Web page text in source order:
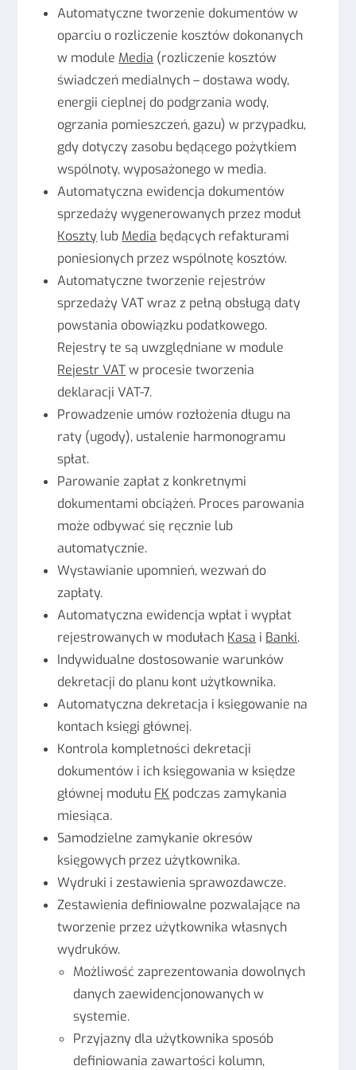
Automatyczne tworzenie dokumentów w
oparciu o rozliczenie kosztów dokonanych
w module Media (rozliczenie kosztów
świadczeń medialnych – dostawa wody,
energii cieplnej do podgrzania wody,
ogrzania pomieszczeń, gazu) w przypadku,
gdy dotyczy zasobu będącego pożytkiem
wspólnoty, wyposażonego w media.
Automatyczna ewidencja dokumentów
sprzedaży wygenerowanych przez moduł
Koszty lub Media będących refakturami
poniesionych przez wspólnotę kosztów.
Automatyczne tworzenie rejestrów
sprzedaży VAT wraz z pełną obsługą daty
powstania obowiązku podatkowego.
Rejestry te są uwzględniane w module
Rejestr VATw procesie tworzenia
deklaracji VAT-7.
Prowadzenie umów rozłożenia długu na
raty (ugody), ustalenie harmonogramu
spłat.
Parowanie zapłat z konkretnymi
dokumentami obciążeń. Proces parowania
może odbywać się ręcznie lub
automatycznie.
Wystawianie upomnień, wezwań do
zapłaty.
Automatyczna ewidencja wpłat i wypłat
rejestrowanych w modułach Kasa i Banki.
Indywidualne dostosowanie warunków
dekretacji do planu kont użytkownika.
Automatyczna dekretacja i księgowanie na
kontach księgi głównej.
Kontrola kompletności dekretacji
dokumentów i ich księgowania w księdze
głównej modułu FK podczas zamykania
miesiąca.
Samodzielne zamykanie okresów
księgowych przez użytkownika.
Wydruki i zestawienia sprawozdawcze.
Zestawienia definiowalne pozwalające na
tworzenie przez użytkownika własnych
wydruków.
Możliwość zaprezentowania dowolnych
danych zaewidencjonowanych w
systemie.
Przyjazny dla użytkownika sposób
definiowania zawartości kolumn,